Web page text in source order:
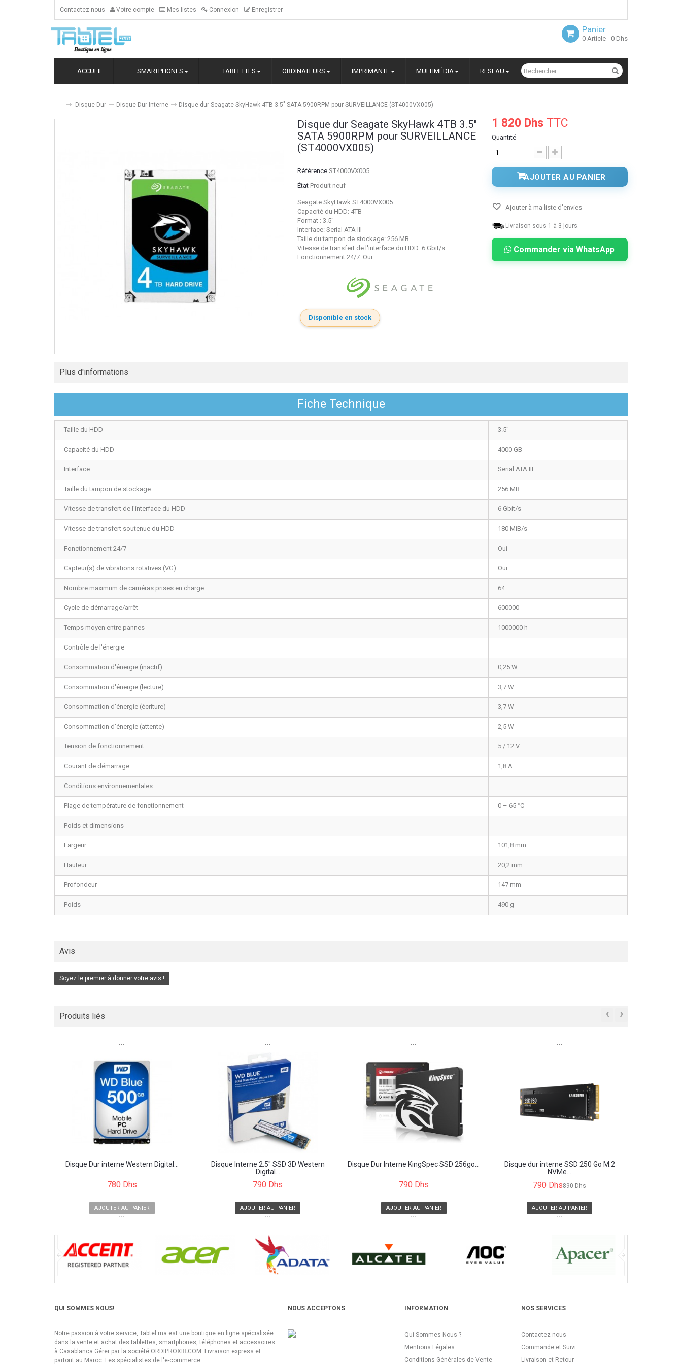
Contactez-nous Votre compte Mes listes Connexion Enregistrer
Panier
0 Article - 0 Dhs
ACCUEIL SMARTPHONES TABLETTES ORDINATEURS IMPRIMANTE MULTIMÉDIA RESEAU
Disque Dur Disque Dur Interne Disque dur Seagate SkyHawk 4TB 3.5" SATA 5900RPM pour SURVEILLANCE (ST4000VX005)
Disque dur Seagate SkyHawk 4TB 3.5"
SATA 5900RPM pour SURVEILLANCE
(ST4000VX005)
Référence ST4000VX005
État Produit neuf
Seagate SkyHawk ST4000VX005
Capacité du HDD: 4TB
Format : 3.5''
Interface: Serial ATA III
Taille du tampon de stockage: 256 MB
Vitesse de transfert de l'interface du HDD: 6 Gbit/s
Fonctionnement 24/7: Oui
Disponible en stock
1 820 Dhs TTC
Quantité
AJOUTER AU PANIER
Ajouter à ma liste d'envies
Livraison sous 1 à 3 jours.
Commander via WhatsApp
Plus d'informations
Fiche Technique
Taille du HDD 3.5″
Capacité du HDD 4000 GB
Interface Serial ATA III
Taille du tampon de stockage 256 MB
Vitesse de transfert de l'interface du HDD 6 Gbit/s
Vitesse de transfert soutenue du HDD 180 MiB/s
Fonctionnement 24/7 Oui
Capteur(s) de vibrations rotatives (VG) Oui
Nombre maximum de caméras prises en charge 64
Cycle de démarrage/arrêt 600000
Temps moyen entre pannes 1000000 h
Contrôle de l'énergie
Consommation d'énergie (inactif) 0,25 W
Consommation d'énergie (lecture) 3,7 W
Consommation d'énergie (écriture) 3,7 W
Consommation d'énergie (attente) 2,5 W
Tension de fonctionnement 5 / 12 V
Courant de démarrage 1,8 A
Conditions environnementales
Plage de température de fonctionnement 0 – 65 °C
Poids et dimensions
Largeur 101,8 mm
Hauteur 20,2 mm
Profondeur 147 mm
Poids 490 g
Avis
Soyez le premier à donner votre avis !
Produits liés ‹ ›
```
Disque Dur interne Western Digital...
780 Dhs
AJOUTER AU PANIER
```
```
Disque Interne 2.5" SSD 3D Western
Digital...
790 Dhs
AJOUTER AU PANIER
```
```
Disque Dur Interne KingSpec SSD 256go...
790 Dhs
AJOUTER AU PANIER
```
```
Disque dur interne SSD 250 Go M.2
NVMe...
790 Dhs890 Dhs
AJOUTER AU PANIER
```
QUI SOMMES NOUS!
Notre passion à votre service, Tabtel.ma est une boutique en ligne spécialisée
dans la vente et achat des tablettes, smartphones, téléphones et accessoires
à Casablanca Gérer par la société ORDIPROXI.ِCOM. Livraison express et
partout au Maroc. Les spécialistes de l'e-commerce.
NOUS ACCEPTONS INFORMATION
Qui Sommes-Nous ?
Mentions Légales
Conditions Générales de Vente
NOS SERVICES
Contactez-nous
Commande et Suivi
Livraison et Retour